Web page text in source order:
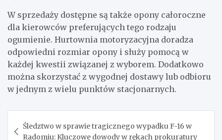
W sprzedaży dostępne są także opony całoroczne
dla kierowców preferujących tego rodzaju
ogumienie. Hurtownia motoryzacyjna doradza
odpowiedni rozmiar opony i służy pomocą w
każdej kwestii związanej z wyborem. Dodatkowo
można skorzystać z wygodnej dostawy lub odbioru
w jednym z wielu punktów stacjonarnych.
Nawigacja
wpisu
Śledztwo w sprawie tragicznego wypadku F-16 w
Radomiu: Kluczowe dowody w rękach prokuratury